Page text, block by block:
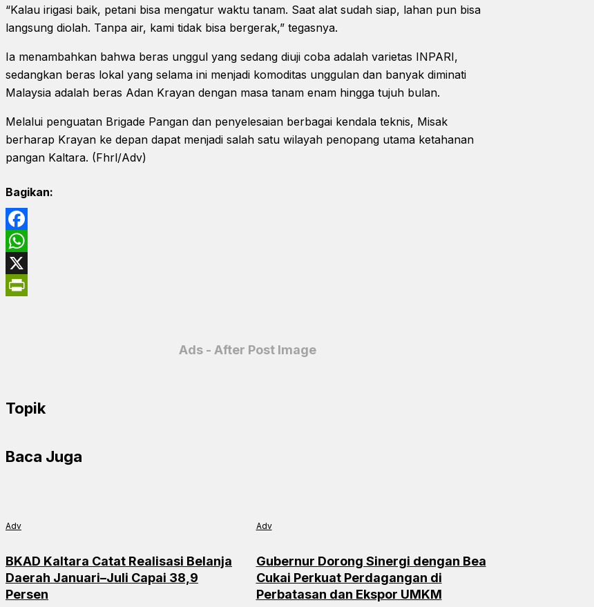
“Kalau irigasi baik, petani bisa mengatur waktu tanam. Saat alat sudah siap, lahan pun bisa
langsung diolah. Tanpa air, kami tidak bisa bergerak,” tegasnya.
Ia menambahkan bahwa beras unggul yang sedang diuji coba adalah varietas INPARI,
sedangkan beras lokal yang selama ini menjadi komoditas unggulan dan banyak diminati
Malaysia adalah beras Adan Krayan dengan masa tanam enam hingga tujuh bulan.
Melalui penguatan Brigade Pangan dan penyelesaian berbagai kendala teknis, Misak
berharap Krayan ke depan dapat menjadi salah satu wilayah penopang utama ketahanan
pangan Kaltara. (Fhrl/Adv)
Bagikan:
Facebook
WhatsApp
X
Ads - After Post Image
Topik
Baca Juga
Adv
BKAD Kaltara Catat Realisasi Belanja
Daerah Januari–Juli Capai 38,9
Persen
Adv
Gubernur Dorong Sinergi dengan Bea
Cukai Perkuat Perdagangan di
Perbatasan dan Ekspor UMKM